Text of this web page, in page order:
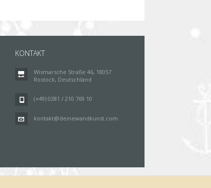
KONTAKT
Wismarsche Straße 46, 18057
Rostock, Deutschland
(+49) 0381 / 210 769 10
kontakt@deinewandkunst.com